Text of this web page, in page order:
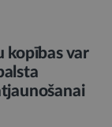
kopības var